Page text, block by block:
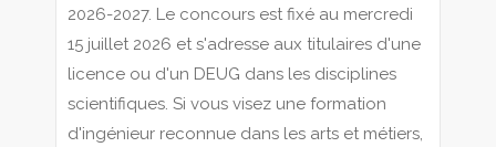
2026-2027. Le concours est fixé au mercredi
15 juillet 2026 et s'adresse aux titulaires d'une
licence ou d'un DEUG dans les disciplines
scientifiques. Si vous visez une formation
d'ingénieur reconnue dans les arts et métiers,